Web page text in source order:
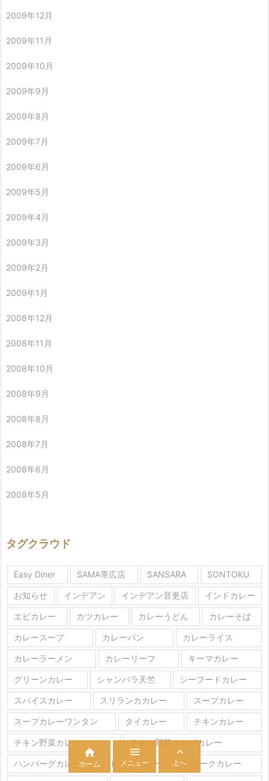
2009年12月
2009年11月
2009年10月
2009年9月
2009年8月
2009年7月
2009年6月
2009年5月
2009年4月
2009年3月
2009年2月
2009年1月
2008年12月
2008年11月
2008年10月
2008年9月
2008年8月
2008年7月
2008年6月
2008年5月
タグクラウド
Easy Diner SAMA帯広店 SANSARA SONTOKU
お知らせ インデアン インデアン音更店 インドカレー
エビカレー カツカレー カレーうどん カレーそば
カレースープ カレーパン カレーライス
カレーラーメン カレーリーフ キーマカレー
グリーンカレー シャンバラ天竺 シーフードカレー
スパイスカレー スリランカカレー スープカレー
スープカレーワンタン タイカレー チキンカレー
チキン野菜カレー チキン野菜スープカレー
ハンバーグカレー ビーフカレー ポークカレー

ホーム

メニュー

上へ